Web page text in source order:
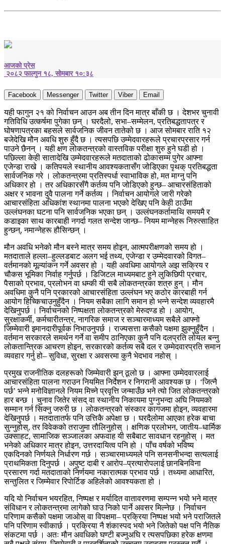
आजको प्रेस
२०८२ फाल्गुन १८, सोमबार १०:३८
Facebook Messenger Twitter Viber Email
यही फागुन २१ को निर्वाचन आउन अब तीन दिन मात्र बाँकी छ । देशभर चुनावी
गतिविधि उत्कर्षमा पुगेका छन् । घरदैलो, सभा–सम्मेलन, प्रतिबद्धतापत्र र
घोषणापत्रका बहसले सार्वजनिक जीवन तातेको छ । आज सोमबार राति १२
बजेदेखि मौन अवधि शुरु हुँदै छ । त्यसपछि उम्मेदवारहरूले प्रचारप्रसार गर्न
पाउने छैनन् । यही क्षण लोकतन्त्रको वास्तविक परीक्षा शुरु हुने घडी हो ।
पछिल्ला केही सातादेखि उम्मेदवारहरूले मतदाताको ढोकासम्म पुगेर आफ्ना
एजेन्डा राखे । कतिपयले स्थानीय आवश्यकतासँग जोडिएका पृथक् प्रतिबद्धता
सार्वजनिक गरे । लोकतन्त्रमा प्रतिस्पर्धा स्वाभाविक हो, मत माग्नु पनि
अधिकार हो । तर अधिकारसँगै कर्तव्य पनि जोडिएको हुन्छ– आचारसंहिताको
अक्षर र भावना दुवै पालना गर्ने कर्तव्य । निर्वाचन आयोगले जारी गरेको
आचारसंहिता अधिकांश स्थानमा पालना भएको देखिए पनि केही ठाउँमा
उल्लंघनका घटना पनि सार्वजनिक भएका छन् । उल्लंघनकर्तामाथि समयमै र
कडाइका साथ कारबाही नगर्दा गलत सन्देश जान्छ– नियम मान्नेहरू निरुत्साहित
हुन्छन्, नमान्नेहरू हौसिन्छन् ।
मौन अवधि भनेको मौन बस्ने मात्र समय होइन, आत्मपरीक्षणको समय हो ।
मतदाताले हल्ला–हुल्लडबाट अलग भई तथ्य, एजेन्डा र उम्मेदवारको विगत–
वर्तमानको मूल्यांकन गर्ने अवसर हो । यही अवधिमा आयोगले अझ सक्रिय र
चौकस भूमिका निर्वाह गर्नुपर्छ । डिजिटल माध्यमबाट हुने लुकिछिपी प्रचार,
पैसाको प्रभाव, प्रलोभन वा धम्की यी सबै लोकतन्त्रका शत्रु हुन् । मौन
अवधिमा कुनै पनि प्रकारको आचारसंहिता उल्लंघन भए कठोर कारबाही गर्न
आयोग हिच्किचाउनुहुँदैन । नियम सबैका लागि समान हो भन्ने सन्देश व्यवहारमै
देखिनुपर्छ । निर्वाचनको निष्पक्षता लोकतन्त्रको मेरुदण्ड हो । आयोग,
सुरक्षाकर्मी, कर्मचारीतन्त्र, नागरिक समाज र सञ्चारमाध्यम सबैले आफ्नो
जिम्मेवारी इमानदारीपूर्वक निभाउनुपर्छ । राज्यसत्ता कसैको पक्षमा झुक्नुहुँदैन ।
वर्तमान सरकारले समर्थन गर्ने वा समीप ठानिएका कुनै पनि दलप्रति लोयल बन्नु
लोकतान्त्रिक आचरण होइन, सरकारको कर्तव्य सबै दल र उम्मेदवारप्रति समान
व्यवहार गर्नु हो– सुविधा, सुरक्षा र अवसरमा कुनै भेदभाव नहोस् ।
प्रमुख राजनीतिक दलहरूको जिम्मेवारी झन् ठूलो छ । आफ्ना उम्मेदवारलाई
आचारसंहिता पालना गराउन नियमित निर्देशन र निगरानी आवश्यक छ । ‘जित्नै
पर्छ’ भन्ने मनोविज्ञानले नियम मिच्ने प्रवृत्ति जन्माउँछ भने त्यो जित लोकतन्त्रको
हार बन्छ । चुनाव जितेर संसद् वा स्थानीय निकायमा पुग्नुभन्दा अघि नियमको
सम्मान गर्न सिक्नु जरुरी छ । लोकतन्त्रको संस्कार कागजमा होइन, व्यवहारमा
देखिनुपर्छ । मतदातातर्फ पनि उत्तिकै अपेक्षा छ । घरदैलोमा आएका हरेक बाचा
सुन्नुहोस्, तर विवेकको तराजुमा तौलिनुहोस् । क्षणिक प्रलोभन, जातीय–धार्मिक
उक्साहट, सामाजिक सञ्जालका अफवाह यी सबैबाट सावधान रहनुहोस् । मत
भनेको अधिकार मात्र होइन, उत्तरदायित्व पनि हो । पाँच वर्षको भविष्य
एकदिनको निर्णयले निर्धारण गर्छ । सञ्चारमाध्यमले पनि सनसनीभन्दा सत्यलाई
प्राथमिकता दिनुपर्छ । अपुष्ट दाबी र आरोप–प्रत्यारोपलाई छानबिनविना
प्रसारण गर्दा मतदाताको निर्णयमा नकारात्मक प्रभाव पर्छ । तथ्यमा आधारित,
सन्तुलित र जिम्मेवार रिपोर्टिङ अहिलेको आवश्यकता हो ।
यदि यो निर्वाचन भयरहित, निष्पक्ष र मर्यादित वातावरणमा सम्पन्न भयो भने मात्र
संविधान र लोकतन्त्रमा लागेको घाउ निको पार्ने अवसर मिल्नेछ । निर्वाचन
परिणाम कसैको पक्षमा जाओस् वा विपक्षमा– प्रक्रिया निष्पक्ष भयो भने पराजितले
पनि परिणाम स्वीकार्छ । प्रक्रिया नै शंकास्पद भयो भने जितेको पक्ष पनि नैतिक
संकटमा पर्छ । अतः मौन अवधिको घण्टी बज्नुअघि र त्यसपछिका हरेक क्षणमा